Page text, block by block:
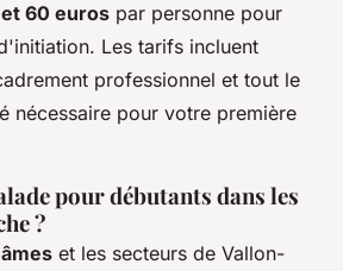
60 euros par personne pour
Les tarifs incluent
professionnel et tout le
nécessaire pour votre première
pour débutants dans les
?
et les secteurs de Vallon-